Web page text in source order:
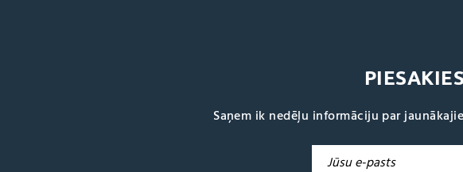
Saņem ik nedēļu informāciju par